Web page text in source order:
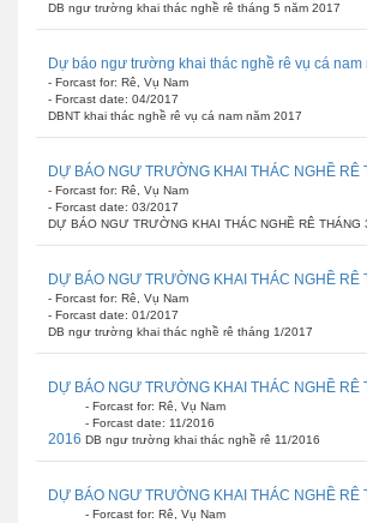
DB ngư trường khai thác nghề rê tháng 5 năm 2017
Dự báo ngư trường khai thác nghề rê vụ cá nam
- Forcast for: Rê, Vụ Nam
- Forcast date: 04/2017
DBNT khai thác nghề rê vụ cá nam năm 2017
DỰ BÁO NGƯ TRƯỜNG KHAI THÁC NGHỀ RÊ
- Forcast for: Rê, Vụ Nam
- Forcast date: 03/2017
DỰ BÁO NGƯ TRƯỜNG KHAI THÁC NGHỀ RÊ THÁNG
DỰ BÁO NGƯ TRƯỜNG KHAI THÁC NGHỀ RÊ
- Forcast for: Rê, Vụ Nam
- Forcast date: 01/2017
DB ngư trường khai thác nghề rê tháng 1/2017
DỰ BÁO NGƯ TRƯỜNG KHAI THÁC NGHỀ RÊ
2016
- Forcast for: Rê, Vụ Nam
- Forcast date: 11/2016
DB ngư trường khai thác nghề rê 11/2016
DỰ BÁO NGƯ TRƯỜNG KHAI THÁC NGHỀ RÊ
- Forcast for: Rê, Vụ Nam